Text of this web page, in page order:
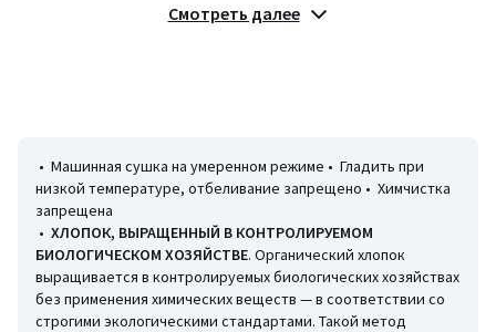
• Вырез спереди для грудного вскармливания
• Струящийся и комфортный материал, мягкий на ощупь
Состав и уход
• 95% хлопок, 5% эластан
• Машинная стирка при 30 °С на деликатном режиме
Информация об экологических качествах и характеристиках
товара
Смотреть далее
• Машинная сушка на умеренном режиме • Гладить при
низкой температуре, отбеливание запрещено • Химчистка
запрещена
• ХЛОПОК, ВЫРАЩЕННЫЙ В КОНТРОЛИРУЕМОМ
БИОЛОГИЧЕСКОМ ХОЗЯЙСТВЕ. Органический хлопок
выращивается в контролируемых биологических хозяйствах
без применения химических веществ — в соответствии со
строгими экологическими стандартами. Такой метод